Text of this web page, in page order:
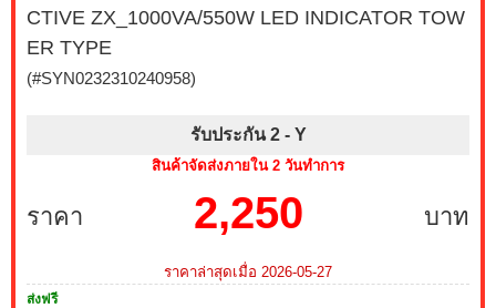
CTIVE ZX_1000VA/550W LED INDICATOR TOW
ER TYPE
(#SYN0232310240958)
รับประกัน 2 - Y
สินค้าจัดส่งภายใน 2 วันทำการ
ราคา บาท
2,250
ราคาล่าสุดเมื่อ 2026-05-27
ส่งฟรี